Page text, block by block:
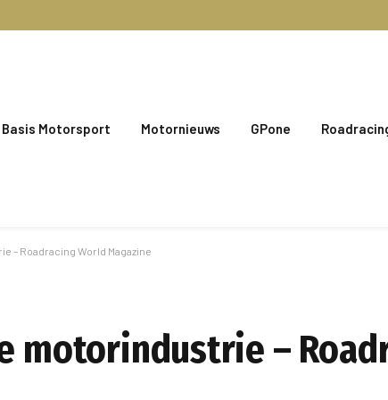
Basis Motorsport Motornieuws GPone
– Roadracing World Magazine
motorindustrie –